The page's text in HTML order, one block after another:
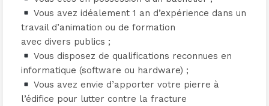
Vous avez idéalement 1 an d’expérience dans un
travail d’animation ou de formation
avec divers publics ;
Vous disposez de qualifications reconnues en
informatique (software ou hardware) ;
Vous avez envie d’apporter votre pierre à
l’édifice pour lutter contre la fracture